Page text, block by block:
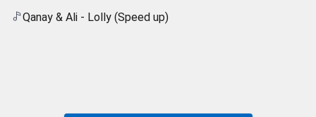
Qanay & Ali - Lolly (Speed up)